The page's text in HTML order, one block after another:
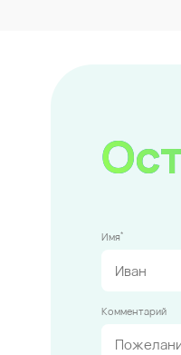
Имя*
Комментарий